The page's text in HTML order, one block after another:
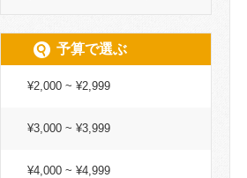
予算で選ぶ
¥2,000 ~ ¥2,999
¥3,000 ~ ¥3,999
¥4,000 ~ ¥4,999